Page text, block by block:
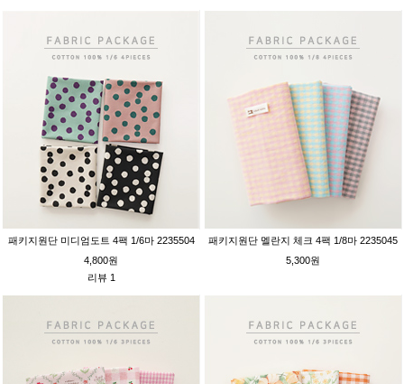
패키지원단 미디엄도트 4팩 1/6마 2235504
4,800원
리뷰 1
패키지원단 멜란지 체크 4팩 1/8마 2235045
5,300원